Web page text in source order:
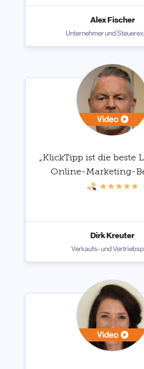
Alex Fischer
Unternehmer und
„KlickTipp ist die beste
Online-Marketing-
Dirk Kreuter
Verkaufs- und